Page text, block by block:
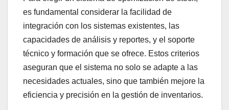
es fundamental considerar la facilidad de
integración con los sistemas existentes, las
capacidades de análisis y reportes, y el soporte
técnico y formación que se ofrece. Estos criterios
aseguran que el sistema no solo se adapte a las
necesidades actuales, sino que también mejore la
eficiencia y precisión en la gestión de inventarios.